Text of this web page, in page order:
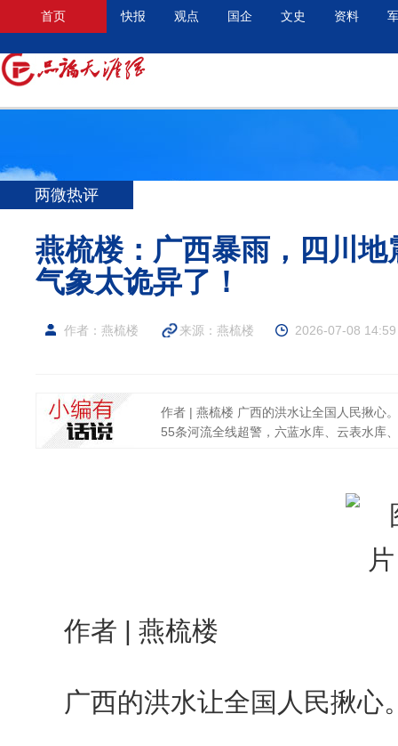
首页 快报 观点 国企 文史 资料
两微热评
燕梳楼：广西暴雨，四川
气象太诡异了！
作者：燕梳楼 来源： 燕梳楼 2026-07-08 14:59
作者 | 燕梳楼 广西的洪水让全国人民揪心
55条河流全线超警，六蓝水库、云表水库
作者 | 燕梳楼
广西的洪水让全国人民揪心